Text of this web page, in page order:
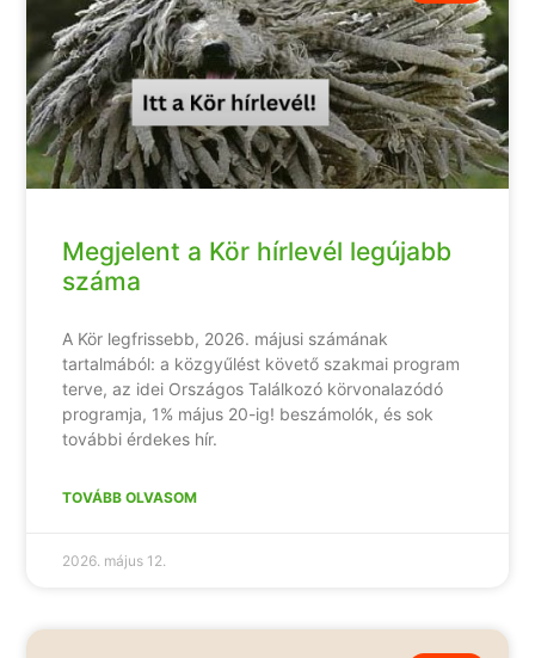
Megjelent a Kör hírlevél legújabb
száma
A Kör legfrissebb, 2026. májusi számának
tartalmából: a közgyűlést követő szakmai program
terve, az idei Országos Találkozó körvonalazódó
programja, 1% május 20-ig! beszámolók, és sok
további érdekes hír.
TOVÁBB OLVASOM
2026. május 12.